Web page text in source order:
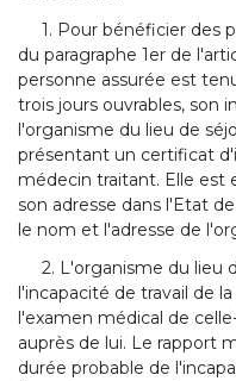
1. Pour bénéficier des
du paragraphe 1er de
personne assurée est
trois jours ouvrables, son
l'organisme du lieu de
présentant un certificat
médecin traitant. Elle
son adresse dans l'Etat
le nom et l'adresse de
2. L'organisme du lieu
l'incapacité de travail de
l'examen médical de
auprès de lui. Le rapport
durée probable de